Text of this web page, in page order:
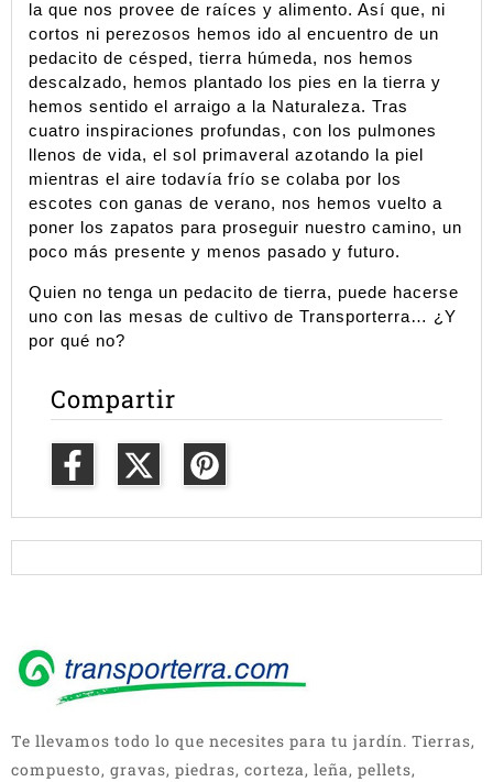
la que nos provee de raíces y alimento. Así que, ni
cortos ni perezosos hemos ido al encuentro de un
pedacito de césped, tierra húmeda, nos hemos
descalzado, hemos plantado los pies en la tierra y
hemos sentido el arraigo a la Naturaleza. Tras
cuatro inspiraciones profundas, con los pulmones
llenos de vida, el sol primaveral azotando la piel
mientras el aire todavía frío se colaba por los
escotes con ganas de verano, nos hemos vuelto a
poner los zapatos para proseguir nuestro camino, un
poco más presente y menos pasado y futuro.
Quien no tenga un pedacito de tierra, puede hacerse
uno con las mesas de cultivo de Transporterra… ¿Y
por qué no?
Compartir
Te llevamos todo lo que necesites para tu jardín. Tierras,
compuesto, gravas, piedras, corteza, leña, pellets,